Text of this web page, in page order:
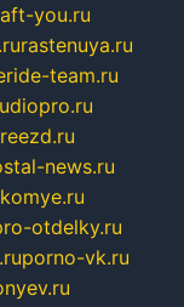
you.ru
rastenuya.ru
team.ru
news.ru
otdelky.ru
porno-vk.ru